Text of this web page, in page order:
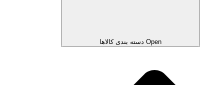
Open دسته بندی کالاها